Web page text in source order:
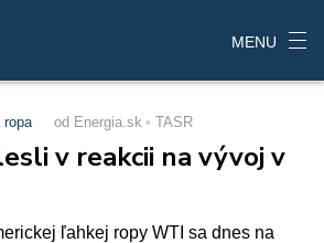
MENU
ropa od Energia.sk TASR
v reakcii na vývoj v
ľahkej ropy WTI sa dnes na